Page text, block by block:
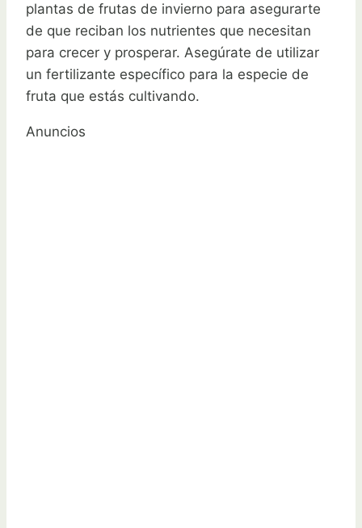
plantas de frutas de invierno para asegurarte
de que reciban los nutrientes que necesitan
para crecer y prosperar. Asegúrate de utilizar
un fertilizante específico para la especie de
fruta que estás cultivando.
Anuncios